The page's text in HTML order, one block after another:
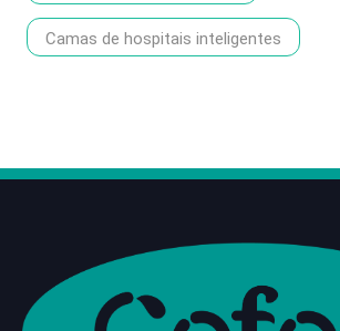
Camas de hospitais inteligentes